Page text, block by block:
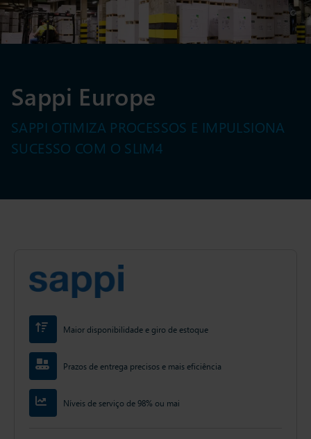
Sappi Europe
SAPPI OTIMIZA PROCESSOS E IMPULSIONA
SUCESSO COM O SLIM4
Maior disponibilidade e giro de estoque
Prazos de entrega precisos e mais eficiência
Níveis de serviço de 98% ou mai